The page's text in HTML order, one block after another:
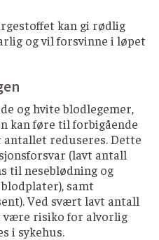
kan gi rødlig
og vil forsvinne i løpet
og hvite blodlegemer,
kan føre til forbigående
reduseres. Dette
(lavt antall
til neseblødning og
samt
Ved svært lavt antall
være risiko for alvorlig
i sykehus.